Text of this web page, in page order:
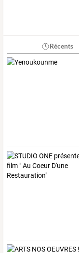
Récents